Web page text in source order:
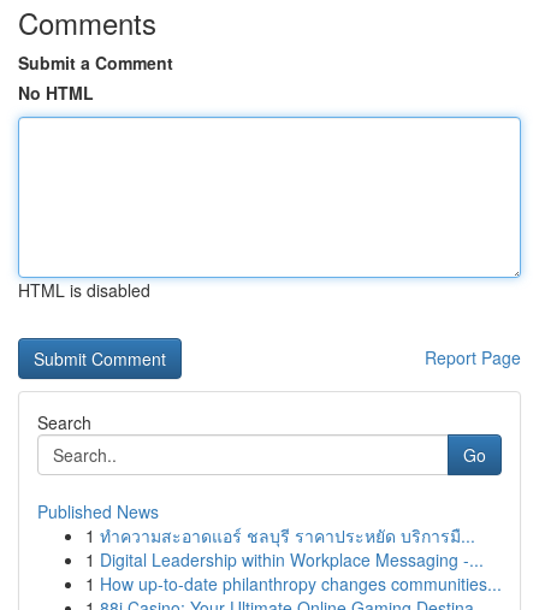
Comments
Submit a Comment
No HTML
HTML is disabled
Report Page
Search
Go
Published News
1 ทำความสะอาดแอร์ ชลบุรี ราคาประหยัด บริการมื...
1 Digital Leadership within Workplace Messaging -...
1 How up-to-date philanthropy changes communities...